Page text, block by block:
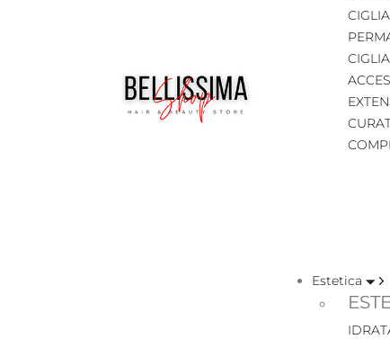
CIGLIA
CIGLIA
Estetica